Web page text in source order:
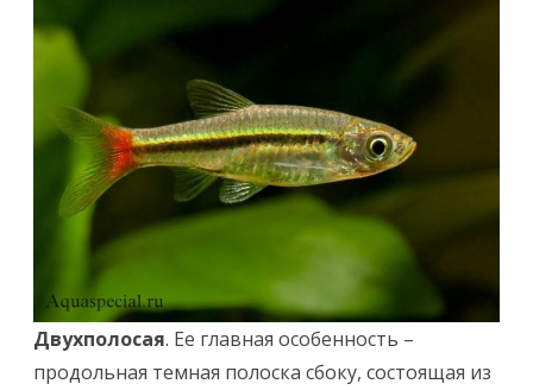
Двухполосая. Ее главная особенность –
продольная темная полоска сбоку, состоящая из